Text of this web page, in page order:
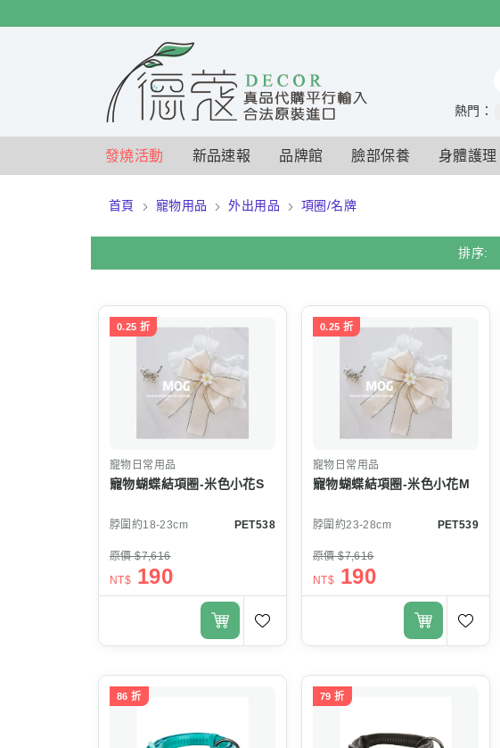
$
$
時 特賣
熱門：
發燒活動 新品速報 品牌館 臉部保養 身體護理
首頁 寵物用品 外出用品 項圈/名牌
排序:
0.25 折
寵物日常用品
寵物蝴蝶結項圈-米色小花S
脖圍約18-23cm PET538
原價 $7,616
NT$ 190
0.25 折
寵物日常用品
寵物蝴蝶結項圈-米色小花M
脖圍約23-28cm PET539
原價 $7,616
NT$ 190
86 折 79 折